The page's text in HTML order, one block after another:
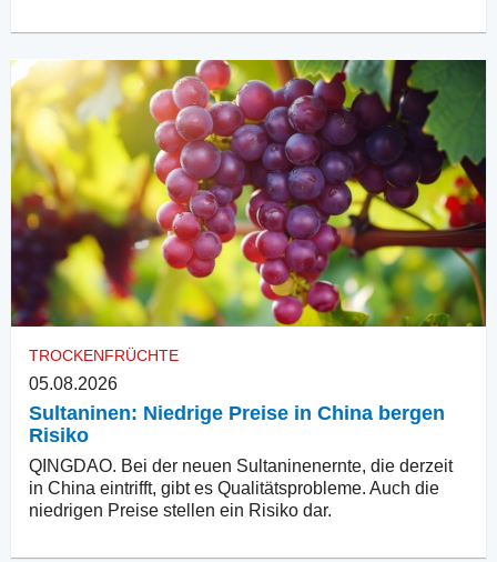
TROCKENFRÜCHTE
05.08.2026
Sultaninen: Niedrige Preise in China bergen
Risiko
QINGDAO. Bei der neuen Sultaninenernte, die derzeit
in China eintrifft, gibt es Qualitätsprobleme. Auch die
niedrigen Preise stellen ein Risiko dar.